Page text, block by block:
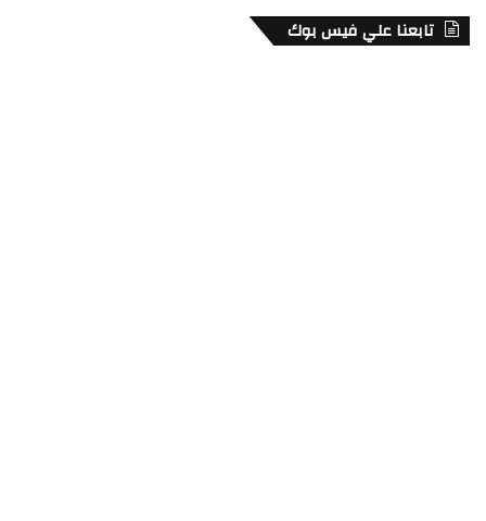
تابعنا علي فيس بوك